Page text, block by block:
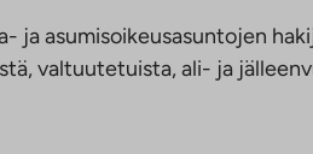
ja asumisoikeusasuntojen
valtuutetuista, ali- ja